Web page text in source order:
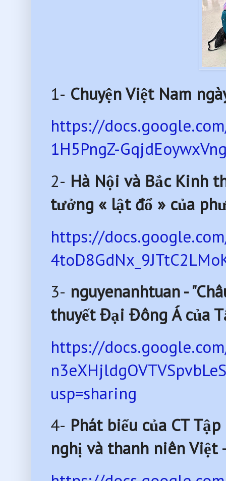
1- Chuyện Việt Nam
https://
1H5PngZ-
2- Hà Nội và Bắc Kinh
tưởng « lật đổ » của
https://
3- nguyenanhtuan -
thuyết Đại Đông Á của
https://
usp=sharing
4- Phát biểu của CT
nghị và thanh niên Việt